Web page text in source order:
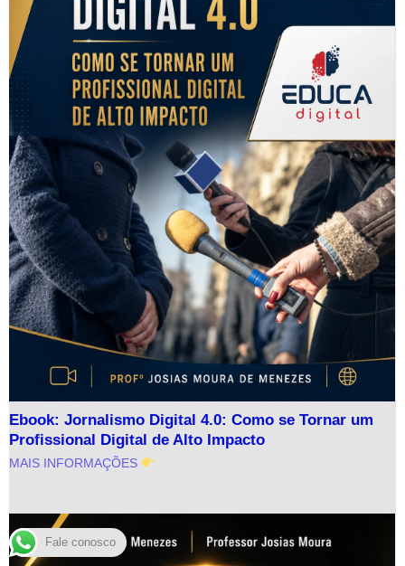
Ebook: Jornalismo Digital 4.0: Como se Tornar um
Profissional Digital de Alto Impacto
MAIS INFORMAÇÕES
Fale conosco